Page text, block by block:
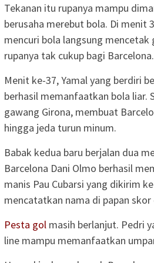
Tekanan itu rupanya mampu
berusaha merebut bola. Di menit
mencuri bola langsung
rupanya tak cukup bagi Barcelona.
Menit ke-37, Yamal yang berdiri
berhasil memanfaatkan bola liar.
gawang Girona, membuat
hingga jeda turun minum.
Babak kedua baru berjalan dua
Barcelona Dani Olmo berhasil
manis Pau Cubarsi yang dikirim
mencatatkan nama di papan
Pesta gol masih berlanjut. Pedri
line mampu memanfaatkan